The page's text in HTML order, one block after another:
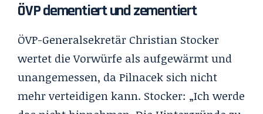
ÖVP dementiert und zementiert
ÖVP-Generalsekretär Christian Stocker
wertet die Vorwürfe als aufgewärmt und
unangemessen, da Pilnacek sich nicht
mehr verteidigen kann. Stocker: „Ich werde